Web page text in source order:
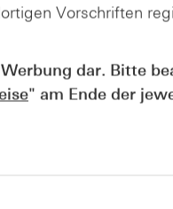
Vorschriften
dar. Bitte
" am Ende der